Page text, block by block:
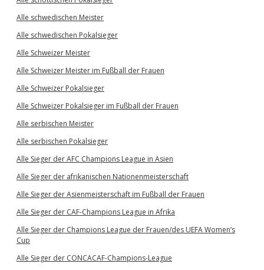
Alle schwedischen Meister
Alle schwedischen Pokalsieger
Alle Schweizer Meister
Alle Schweizer Meister im Fußball der Frauen
Alle Schweizer Pokalsieger
Alle Schweizer Pokalsieger im Fußball der Frauen
Alle serbischen Meister
Alle serbischen Pokalsieger
Alle Sieger der AFC Champions League in Asien
Alle Sieger der afrikanischen Nationenmeisterschaft
Alle Sieger der Asienmeisterschaft im Fußball der Frauen
Alle Sieger der CAF-Champions League in Afrika
Alle Sieger der Champions League der Frauen/des UEFA Women’s
Cup
Alle Sieger der CONCACAF-Champions-League